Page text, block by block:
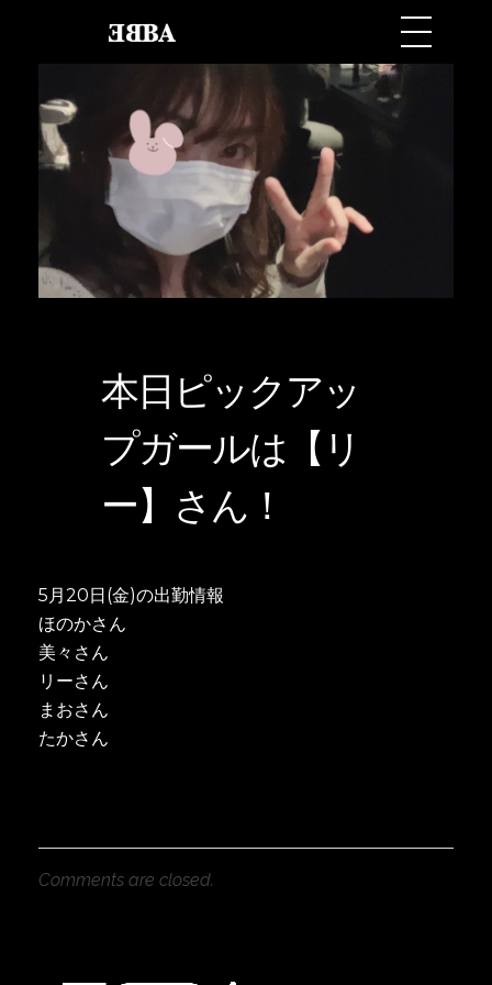
本日ピックアッ
プガールは【リ
ー】さん！
5月20日(金)の出勤情報
ほのかさん
美々さん
リーさん
まおさん
たかさん
Comments are closed.